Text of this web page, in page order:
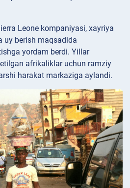
Leone kompaniyasi, xayriya
uy berish maqsadida
yordam berdi. Yillar
afrikaliklar uchun ramziy
harakat markaziga aylandi.